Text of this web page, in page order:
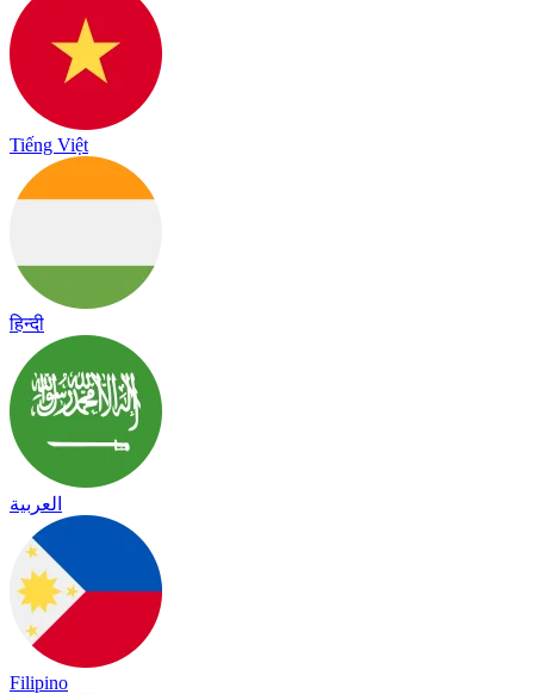
Tiếng Việt
हिन्दी
العربية
Filipino